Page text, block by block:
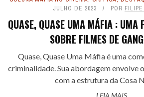
JULHO DE 2023
POR
QUASE, QUASE UMA MÁFIA : UMA
SOBRE FILMES DE
Quase, Quase Uma Máfia é uma
criminalidade. Sua abordagem envolve
com a estrutura da Cosa